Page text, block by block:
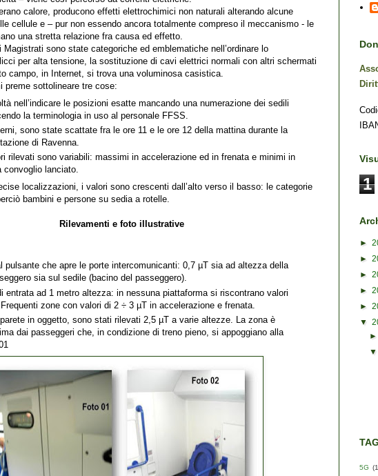
calore, producono effetti elettrochimici non naturali alterando alcune
cellule e – pur non essendo ancora totalmente compreso il meccanismo - le
una stretta relazione fra causa ed effetto.
sono state categoriche ed emblematiche nell’ordinare lo
per alta tensione, la sostituzione di cavi elettrici normali con altri schermati
campo, in Internet, si trova una voluminosa casistica.
preme sottolineare tre cose:
nell’indicare le posizioni esatte mancando una numerazione dei sedili
la terminologia in uso al personale FFSS.
sono state scattate fra le ore 11 e le ore 12 della mattina durante la
di Ravenna.
rilevati sono variabili: massimi in accelerazione ed in frenata e minimi in
convoglio lanciato.
localizzazioni, i valori sono crescenti dall’alto verso il basso: le categorie
bambini e persone su sedia a rotelle.
Rilevamenti e foto illustrative
pulsante che apre le porte intercomunicanti: 0,7 µT sia ad altezza della
sia sul sedile (bacino del passeggero).
entrata ad 1 metro altezza: in nessuna piattaforma si riscontrano valori
zone con valori di 2 ÷ 3 µT in accelerazione e frenata.
in oggetto, sono stati rilevati 2,5 µT a varie altezze. La zona è
dai passeggeri che, in condizione di treno pieno, si appoggiano alla
1
►
►
►
►
►
▼
TAG
5G